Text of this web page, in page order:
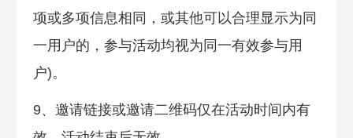
项或多项信息相同，或其他可以合理显示为同
一用户的，参与活动均视为同一有效参与用
户)。
9、邀请链接或邀请二维码仅在活动时间内有